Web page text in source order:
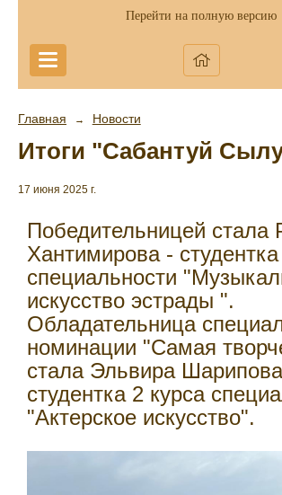
Перейти на полную версию
Главная → Новости
Итоги "Сабантуй
17 июня 2025 г.
Победительницей стала
Хантимирова -
специальности
искусство эстрады ".
Обладательница
номинации "Самая
стала Эльвира
студентка 2 курса
"Актерское искусство".